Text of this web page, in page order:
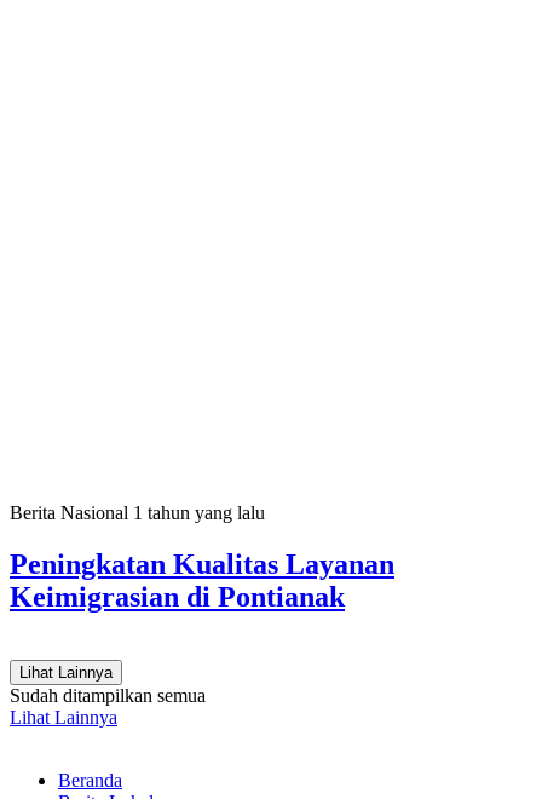
Berita Nasional 1 tahun yang lalu
Peningkatan Kualitas Layanan
Keimigrasian di Pontianak
Lihat Lainnya
Sudah ditampilkan semua
Lihat Lainnya
Beranda